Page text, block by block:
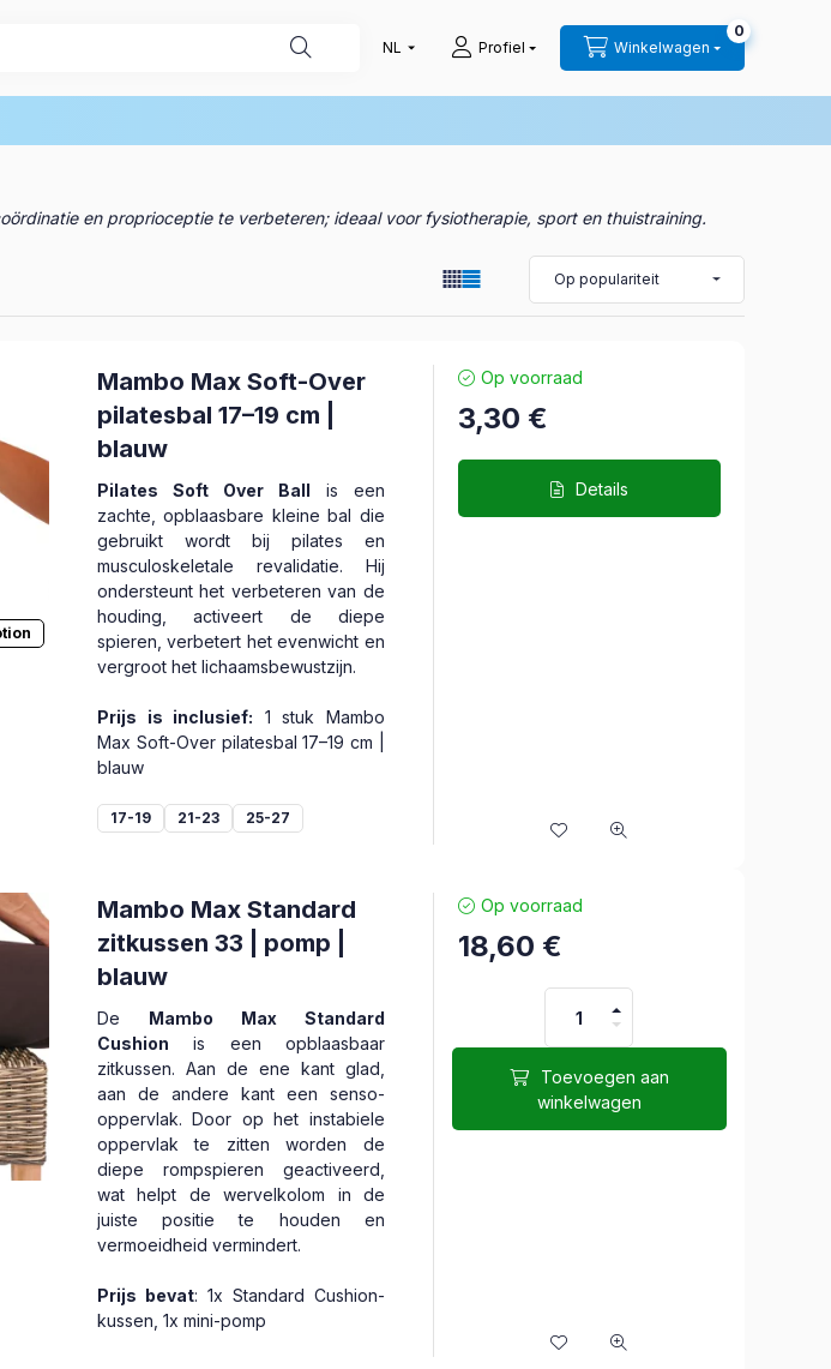
Profiel Winkelwagen
0
en proprioceptie te verbeteren; ideaal voor fysiotherapie, sport en thuistraining.
Mambo Max Soft-Over
pilatesbal 17–19 cm |
blauw
Pilates Soft Over Ball is een
zachte, opblaasbare kleine bal die
gebruikt wordt bij pilates en
musculoskeletale revalidatie. Hij
ondersteunt het verbeteren van de
houding, activeert de diepe
spieren, verbetert het evenwicht en
vergroot het lichaamsbewustzijn.
Prijs is inclusief: 1 stuk Mambo
Max Soft-Over pilatesbal 17–19 cm |
blauw
17-19 21-23 25-27
Op voorraad
3,30 €
Details
Mambo Max Standard
zitkussen 33 | pomp |
blauw
De Mambo Max Standard
Cushion is een opblaasbaar
zitkussen. Aan de ene kant glad,
aan de andere kant een senso-
oppervlak. Door op het instabiele
oppervlak te zitten worden de
diepe rompspieren geactiveerd,
wat helpt de wervelkolom in de
juiste positie te houden en
vermoeidheid vermindert.
Prijs bevat: 1x Standard Cushion-
kussen, 1x mini-pomp
Op voorraad
18,60 €
Toevoegen aan
winkelwagen